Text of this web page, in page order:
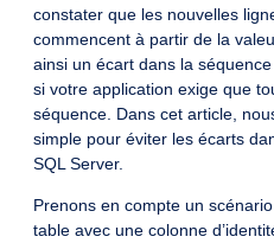
constater que les nouvelles
commencent à partir de la
ainsi un écart dans la
si votre application exige que
séquence. Dans cet article,
simple pour éviter les écarts
SQL Server.
Prenons en compte un
table avec une colonne